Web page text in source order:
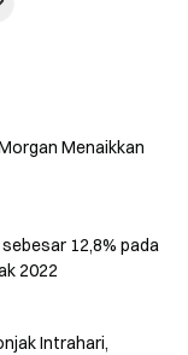
Menaikkan
12,8% pada
2022
Intrahari,